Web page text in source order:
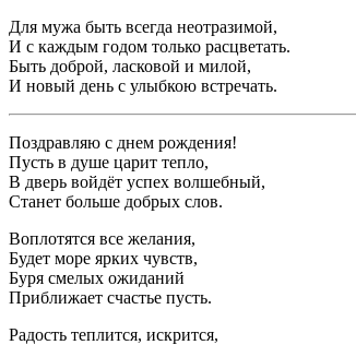
Для мужа быть всегда неотразимой,
И с каждым годом только расцветать.
Быть доброй, ласковой и милой,
И новый день с улыбкою встречать.
Поздравляю с днем рождения!
Пусть в душе царит тепло,
В дверь войдёт успех волшебный,
Станет больше добрых слов.
Воплотятся все желания,
Будет море ярких чувств,
Буря смелых ожиданий
Приближает счастье пусть.
Радость теплится, искрится,